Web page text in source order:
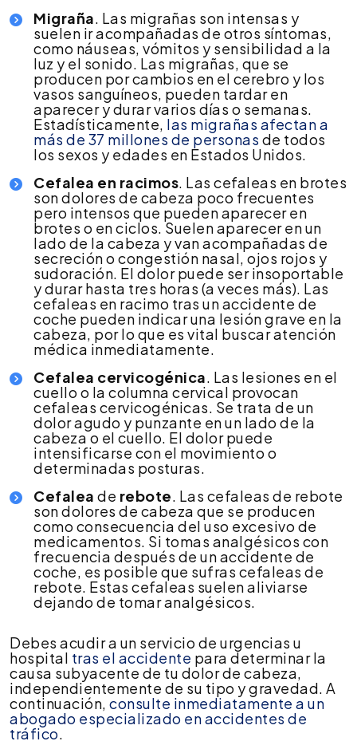
Migraña. Las migrañas son intensas y
suelen ir acompañadas de otros síntomas,
como náuseas, vómitos y sensibilidad a la
luz y el sonido. Las migrañas, que se
producen por cambios en el cerebro y los
vasos sanguíneos, pueden tardar en
aparecer y durar varios días o semanas.
Estadísticamente, las migrañas afectan a
más de 37 millones de personas de todos
los sexos y edades en Estados Unidos.
Cefalea en racimos. Las cefaleas en brotes
son dolores de cabeza poco frecuentes
pero intensos que pueden aparecer en
brotes o en ciclos. Suelen aparecer en un
lado de la cabeza y van acompañadas de
secreción o congestión nasal, ojos rojos y
sudoración. El dolor puede ser insoportable
y durar hasta tres horas (a veces más). Las
cefaleas en racimo tras un accidente de
coche pueden indicar una lesión grave en la
cabeza, por lo que es vital buscar atención
médica inmediatamente.
Cefalea cervicogénica. Las lesiones en el
cuello o la columna cervical provocan
cefaleas cervicogénicas. Se trata de un
dolor agudo y punzante en un lado de la
cabeza o el cuello. El dolor puede
intensificarse con el movimiento o
determinadas posturas.
Cefalea de rebote. Las cefaleas de rebote
son dolores de cabeza que se producen
como consecuencia del uso excesivo de
medicamentos. Si tomas analgésicos con
frecuencia después de un accidente de
coche, es posible que sufras cefaleas de
rebote. Estas cefaleas suelen aliviarse
dejando de tomar analgésicos.
Debes acudir a un servicio de urgencias u
hospital tras el accidente para determinar la
causa subyacente de tu dolor de cabeza,
independientemente de su tipo y gravedad. A
continuación, consulte inmediatamente a un
abogado especializado en accidentes de
tráfico.